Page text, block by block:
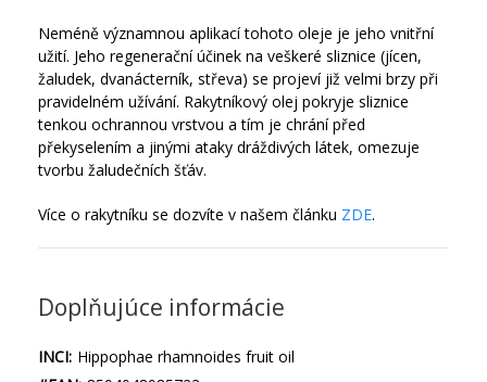
Neméně významnou aplikací tohoto oleje je jeho vnitřní
užití. Jeho regenerační účinek na veškeré sliznice (jícen,
žaludek, dvanácterník, střeva) se projeví již velmi brzy při
pravidelném užívání. Rakytníkový olej pokryje sliznice
tenkou ochrannou vrstvou a tím je chrání před
překyselením a jinými ataky dráždivých látek, omezuje
tvorbu žaludečních šťáv.
Více o rakytníku se dozvíte v našem článku ZDE.
Doplňujúce informácie
INCI: Hippophae rhamnoides fruit oil